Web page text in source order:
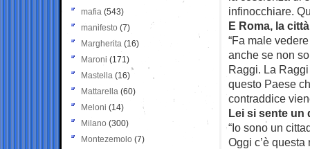
infinocchiare.
E Roma, la
“Fa male
anche se non
Raggi. La
questo Paese
contraddice
Lei si sente un
“Io sono un
Oggi c’è
mafia (543)
manifesto (7)
Margherita (16)
Maroni (171)
Mastella (16)
Mattarella (60)
Meloni (14)
Milano (300)
Montezemolo (7)